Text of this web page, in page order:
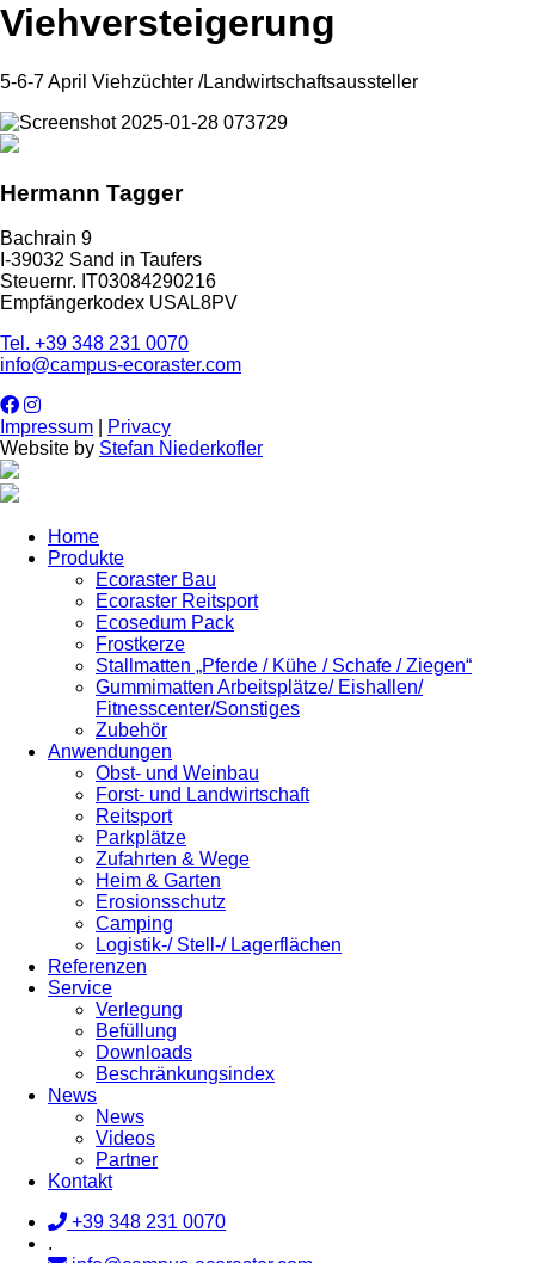
Viehversteigerung
5-6-7 April Viehzüchter /Landwirtschaftsaussteller
Hermann Tagger
Bachrain 9
I-39032 Sand in Taufers
Steuernr. IT03084290216
Empfängerkodex USAL8PV
Tel. +39 348 231 0070
info@campus-ecoraster.com
Impressum
Privacy
Website by Stefan Niederkofler
Home
Produkte
Ecoraster Bau
Ecoraster Reitsport
Ecosedum Pack
Frostkerze
Stallmatten „Pferde / Kühe / Schafe / Ziegen“
Gummimatten Arbeitsplätze/ Eishallen/
Fitnesscenter/Sonstiges
Zubehör
Anwendungen
Obst- und Weinbau
Forst- und Landwirtschaft
Reitsport
Parkplätze
Zufahrten & Wege
Heim & Garten
Erosionsschutz
Camping
Logistik-/ Stell-/ Lagerflächen
Referenzen
Service
Verlegung
Befüllung
Downloads
Beschränkungsindex
News
News
Videos
Partner
Kontakt
+39 348 231 0070
.